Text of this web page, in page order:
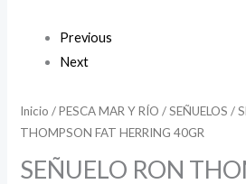
Previous
Next
Inicio /PESCA MAR Y RÍO /SEÑUELOS /
THOMPSON FAT HERRING 40GR
SEÑUELO RON